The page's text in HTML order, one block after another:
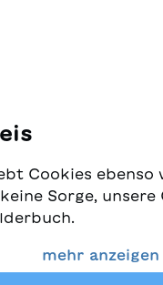
Cookies ebenso
Sorge,
Ihrer Daten
bei uns immer
mehr anzeigen